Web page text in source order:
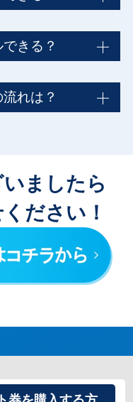
きる？
れは？
ましたら
ださい！